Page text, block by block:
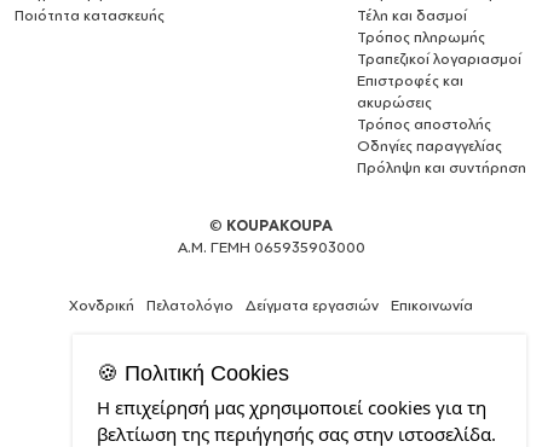
Ποιότητα κατασκευής
Τέλη και δασμοί
Τρόπος πληρωμής
Τραπεζικοί λογαριασμοί
Επιστροφές και
ακυρώσεις
Τρόπος αποστολής
Οδηγίες παραγγελίας
Πρόληψη και συντήρηση
© KOUPAKOUPA
Α.Μ. ΓΕΜΗ 065935903000
Χονδρική Πελατολόγιο Δείγματα εργασιών Επικοινωνία
Expert
🍪 Πολιτική Cookies
Η επιχείρησή μας χρησιμοποιεί cookies για τη
βελτίωση της περιήγησής σας στην ιστοσελίδα.